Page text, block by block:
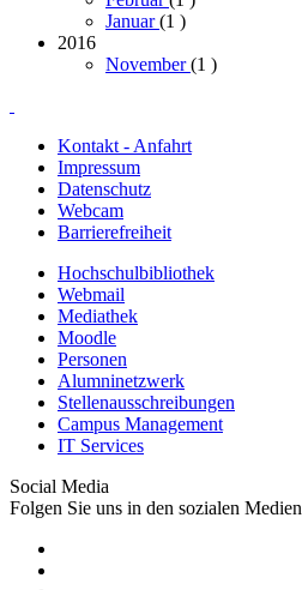
Januar(1 )
2016
November(1 )
Kontakt - Anfahrt
Impressum
Datenschutz
Webcam
Barrierefreiheit
Hochschulbibliothek
Webmail
Mediathek
Moodle
Personen
Alumninetzwerk
Stellenausschreibungen
Campus Management
IT Services
Social Media
Folgen Sie uns in den sozialen Medien